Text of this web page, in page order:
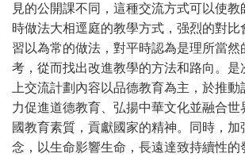
見的公開課不同，這種交流方式可以使
時做法大相逕庭的教學方式，强烈的對比
習以為常的做法，對平時認為是理所當然
考，從而找出改進教學的方法和路向。是
上交流計劃內容以品德教育為主，於推
力促進道德教育、弘揚中華文化並融合世
國教育素質，貢獻國家的精神。同時，加
念，以生命影響生命，長遠達致持續性的